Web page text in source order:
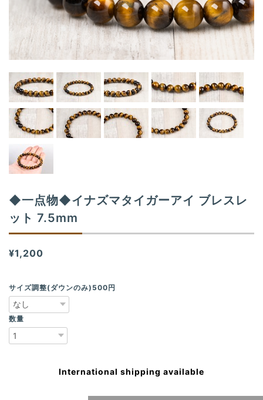
t
i
n
◆一点物◆イナズマタイガーアイ ブレスレ
ット 7.5mm
¥1,200
サイズ調整(ダウンのみ)500円
数量
International shipping available